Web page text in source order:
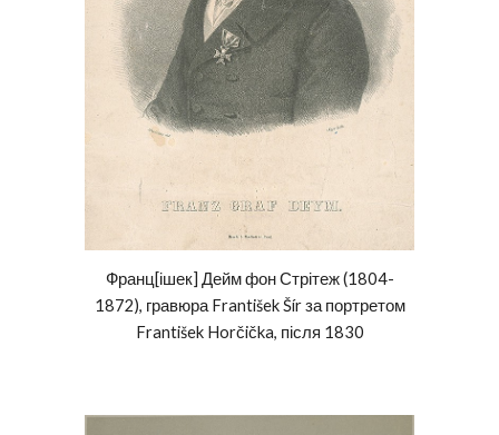
Франц[ішек] Дейм фон Стрітеж (1804-
1872), гравюра František Šírза портретом
František Horčička, після 1830